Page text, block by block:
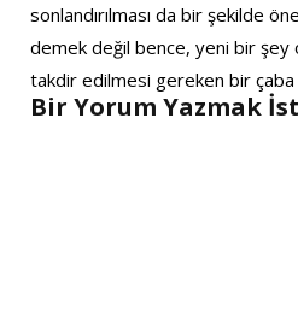
sonlandırılması da bir şekilde
demek değil bence, yeni bir şey
takdir edilmesi gereken bir çaba
Bir Yorum Yazmak